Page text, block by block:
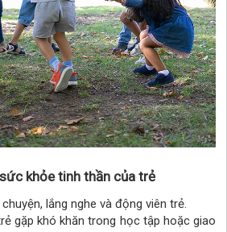
khỏe tinh thần của trẻ
lắng nghe và động viên trẻ.
gặp khó khăn trong học tập hoặc giao